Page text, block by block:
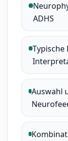
ADHS
Typische
Auswahl